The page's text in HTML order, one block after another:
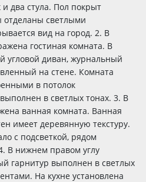
два стула. Пол покрыт
отделаны светлыми
вид на город. 2. В
гостиная комната. В
угловой диван, журнальный
на стене. Комната
в потолок
в светлых тонах. 3. В
ванная комната. Ванная
имеет деревянную текстуру.
с подсветкой, рядом
В нижнем правом углу
гарнитур выполнен в светлых
На кухне установлена